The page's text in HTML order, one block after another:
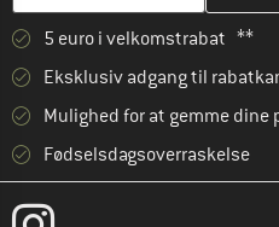
5 euro i velkomstrabat **
Eksklusiv adgang til
Mulighed for at gemme
Fødselsdagsoverraskelse